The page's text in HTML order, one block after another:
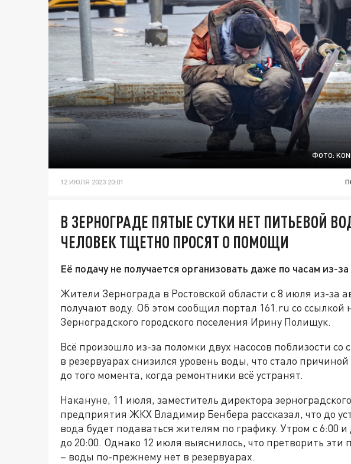
ФОТО:
12 ИЮЛЯ 2023 20:01
В ЗЕРНОГРАДЕ ПЯТЫЕ СУТКИ НЕТ ПИТЬЕВОЙ
ЧЕЛОВЕК ТЩЕТНО ПРОСЯТ О ПОМОЩИ
Её подачу не получается организовать даже по часам из-
Жители Зернограда в Ростовской области с 8 июля из-за
получают воду. Об этом сообщил портал 161.ru со
Зерноградского городского поселения Ирину Полищук.
Всё произошло из-за поломки двух насосов поблизости со
в резервуарах снизился уровень воды, что стало
до того момента, когда ремонтники всё устранят.
Накануне, 11 июля, заместитель директора
предприятия ЖКХ Владимир Бенбера рассказал, что до
вода будет подаваться жителям по графику. Утром с 6:00 и
до 20:00. Однако 12 июля выяснилось, что претворить эти
– воды по-прежнему нет в резервуарах.